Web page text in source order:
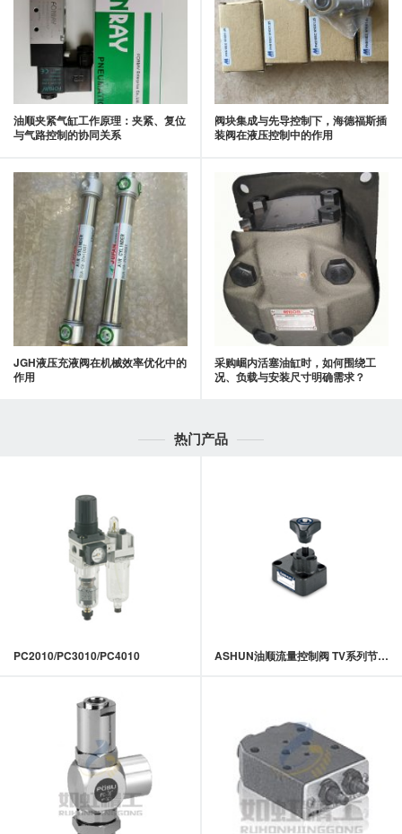
油顺夹紧气缸工作原理：夹紧、复位
与气路控制的协同关系
阀块集成与先导控制下，海德福斯插
装阀在液压控制中的作用
JGH液压充液阀在机械效率优化中的
作用
采购崛内活塞油缸时，如何围绕工
况、负载与安装尺寸明确需求？
热门产品
PC2010/PC3010/PC4010 ASHUN油顺流量控制阀 TV系列节流阀